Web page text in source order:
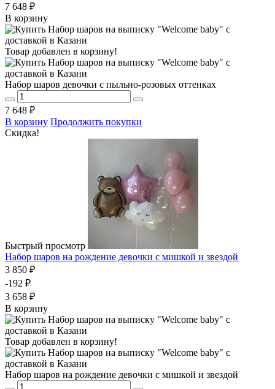
7 648 ₽
В корзину
Товар добавлен в корзину!
Набор шаров девочки с пыльно-розовых оттенках
7 648 ₽
В корзину Продолжить покупки
Скидка!
Быстрый просмотр
Набор шаров на рождение девочки с мишкой и звездой
3 850 ₽
-192 ₽
3 658 ₽
В корзину
Товар добавлен в корзину!
Набор шаров на рождение девочки с мишкой и звездой